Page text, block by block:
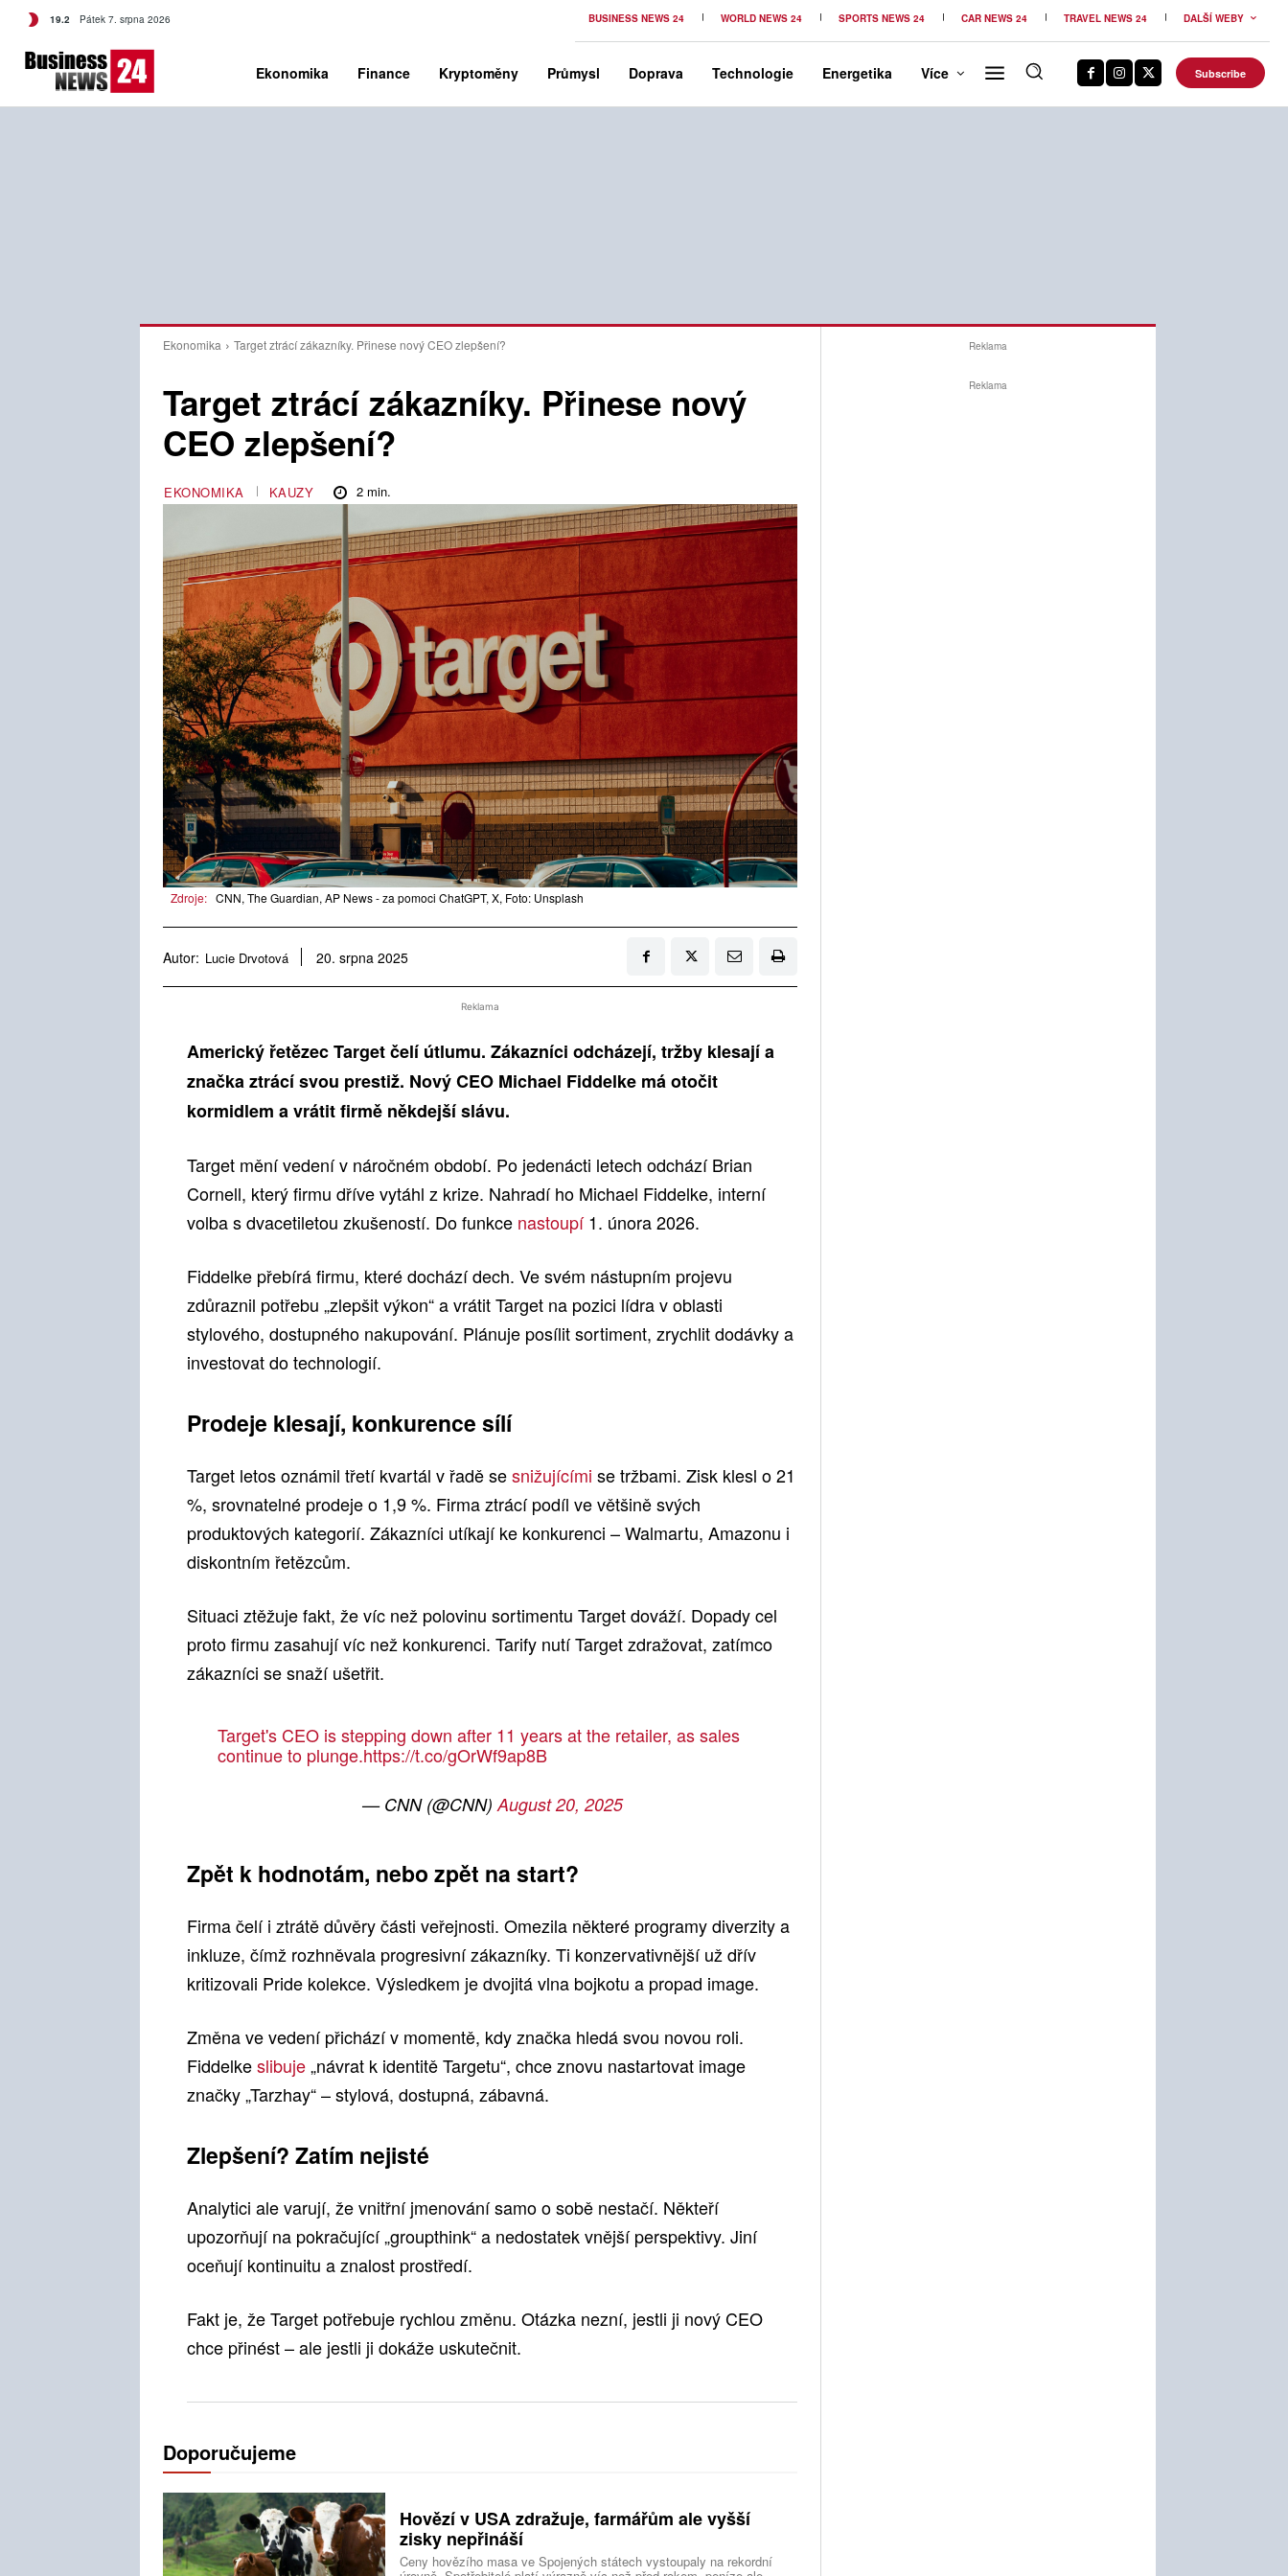
19.2 C Czech
Pátek 7. srpna 2026 BUSINESS NEWS 24 WORLD NEWS 24 SPORTS NEWS 24 CAR NEWS 24 TRAVEL NEWS 24 DALŠÍ WEBY
Ekonomika Finance Kryptoměny Průmysl Doprava Technologie Energetika Více Subscribe
Ekonomika Target ztrácí zákazníky. Přinese nový CEO zlepšení?
Target ztrácí zákazníky. Přinese nový
CEO zlepšení?
EKONOMIKA KAUZY 2 min.
Zdroje: CNN, The Guardian, AP News - za pomoci ChatGPT, X, Foto: Unsplash
Autor: Lucie Drvotová 20. srpna 2025
Reklama
Americký řetězec Target čelí útlumu. Zákazníci odcházejí, tržby klesají a
značka ztrácí svou prestiž. Nový CEO Michael Fiddelke má otočit
kormidlem a vrátit firmě někdejší slávu.
Target mění vedení v náročném období. Po jedenácti letech odchází Brian
Cornell, který firmu dříve vytáhl z krize. Nahradí ho Michael Fiddelke, interní
volba s dvacetiletou zkušeností. Do funkce nastoupí1. února 2026.
Fiddelke přebírá firmu, které dochází dech. Ve svém nástupním projevu
zdůraznil potřebu „zlepšit výkon“ a vrátit Target na pozici lídra v oblasti
stylového, dostupného nakupování. Plánuje posílit sortiment, zrychlit dodávky a
investovat do technologií.
Prodeje klesají, konkurence sílí
Target letos oznámil třetí kvartál v řadě sesnižujícími se tržbami. Zisk klesl o 21
%, srovnatelné prodeje o 1,9 %. Firma ztrácí podíl ve většině svých
produktových kategorií. Zákazníci utíkají ke konkurenci – Walmartu, Amazonu i
diskontním řetězcům.
Situaci ztěžuje fakt, že víc než polovinu sortimentu Target dováží. Dopady cel
proto firmu zasahují víc než konkurenci. Tarify nutí Target zdražovat, zatímco
zákazníci se snaží ušetřit.
Target's CEO is stepping down after 11 years at the retailer, as sales
continue to plunge.https://t.co/gOrWf9ap8B
— CNN (@CNN)August 20, 2025
Zpět k hodnotám, nebo zpět na start?
Firma čelí i ztrátě důvěry části veřejnosti. Omezila některé programy diverzity a
inkluze, čímž rozhněvala progresivní zákazníky. Ti konzervativnější už dřív
kritizovali Pride kolekce. Výsledkem je dvojitá vlna bojkotu a propad image.
Změna ve vedení přichází v momentě, kdy značka hledá svou novou roli.
Fiddelkeslibuje„návrat k identitě Targetu“, chce znovu nastartovat image
značky „Tarzhay“ – stylová, dostupná, zábavná.
Zlepšení? Zatím nejisté
Analytici ale varují, že vnitřní jmenování samo o sobě nestačí. Někteří
upozorňují na pokračující „groupthink“ a nedostatek vnější perspektivy. Jiní
oceňují kontinuitu a znalost prostředí.
Fakt je, že Target potřebuje rychlou změnu. Otázka nezní, jestli ji nový CEO
chce přinést – ale jestli ji dokáže uskutečnit.
Doporučujeme
Hovězí v USA zdražuje, farmářům ale vyšší
zisky nepřináší
Ceny hovězího masa ve Spojených státech vystoupaly na rekordní
Reklama
Reklama